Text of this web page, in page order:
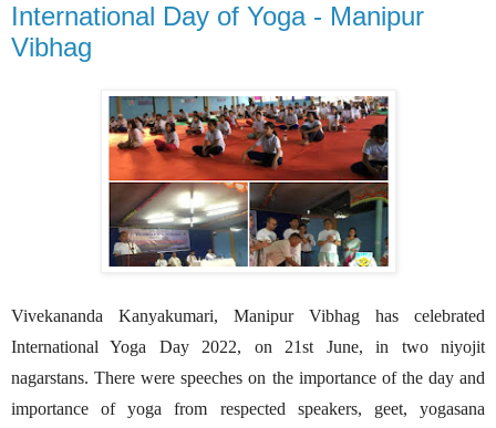
International Day of Yoga - Manipur
Vibhag
Vivekananda Kanyakumari, Manipur Vibhag has celebrated
International Yoga Day 2022, on 21st June, in two niyojit
nagarstans. There were speeches on the importance of the day and
importance of yoga from respected speakers, geet, yogasana